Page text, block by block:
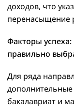
доходов, что
перенасыщение
Факторы успеха:
правильно
Для ряда
бакалавриат и